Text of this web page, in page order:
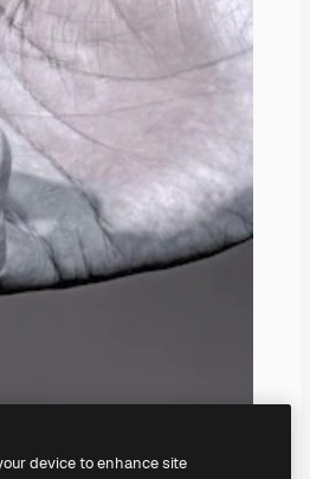
device to enhance site